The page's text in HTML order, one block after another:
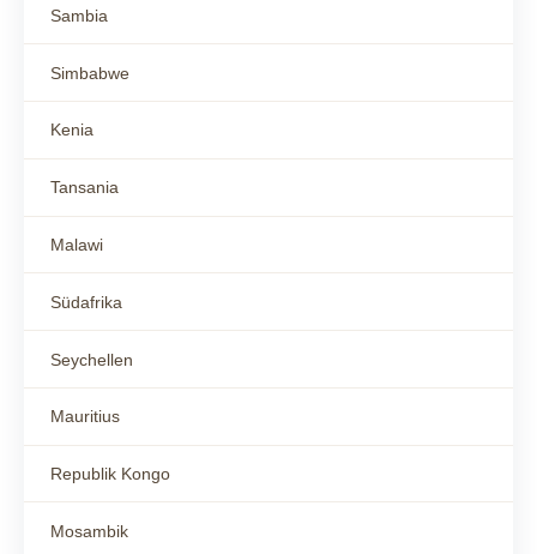
Sambia
Simbabwe
Kenia
Tansania
Malawi
Südafrika
Seychellen
Mauritius
Republik Kongo
Mosambik